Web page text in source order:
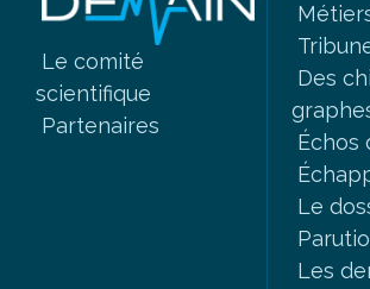
Le comité
scientifique
Partenaires
Des
Échos
Le
Les